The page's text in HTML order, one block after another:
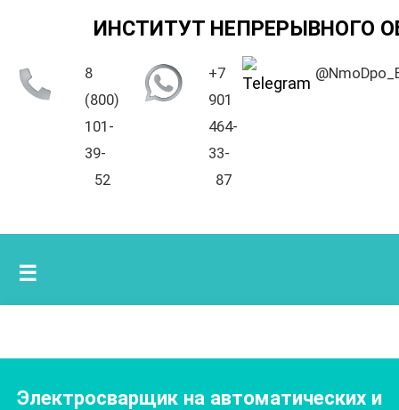
ИНСТИТУТ НЕПРЕРЫВНОГО
8
(800)
101-
39-
52
+7
901
464-
33-
87
☰
Электросварщик на автоматических и